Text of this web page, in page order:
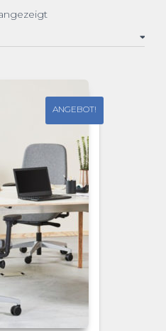
ANGEBOT!